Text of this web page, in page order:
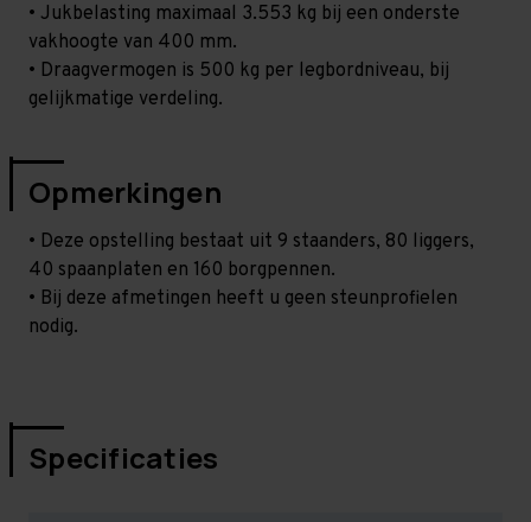
• Jukbelasting maximaal 3.553 kg bij een onderste
vakhoogte van 400 mm.
• Draagvermogen is 500 kg per legbordniveau, bij
gelijkmatige verdeling.
Opmerkingen
• Deze opstelling bestaat uit 9 staanders, 80 liggers,
40 spaanplaten en 160 borgpennen.
• Bij deze afmetingen heeft u geen steunprofielen
nodig.
Specificaties